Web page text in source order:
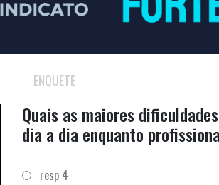
ENQUETE
Quais as maiores
dia a dia enquanto
resp 4